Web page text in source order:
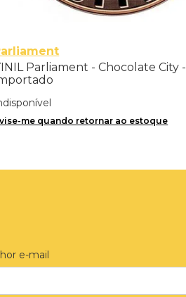
Parliament - Chocolate City -
me quando retornar ao estoque
e-mail